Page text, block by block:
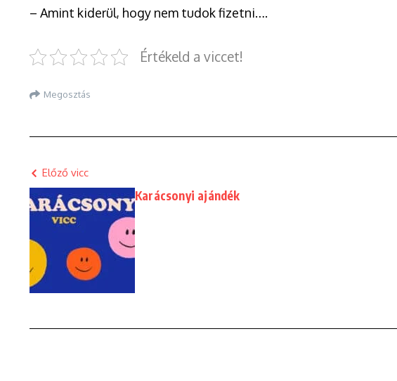
– Amint kiderül, hogy nem tudok fizetni….
Értékeld a viccet!
Megosztás
Előző vicc
Karácsonyi ajándék